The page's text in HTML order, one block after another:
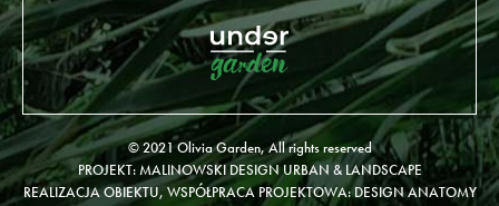
© 2021 Olivia Garden, All rights reserved
PROJEKT: MALINOWSKI DESIGN URBAN & LANDSCAPE
REALIZACJA OBIEKTU, WSPÓŁPRACA PROJEKTOWA: DESIGN ANATOMY